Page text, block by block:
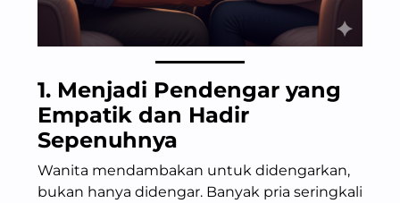
1. Menjadi Pendengar yang
Empatik dan Hadir
Sepenuhnya
Wanita mendambakan untuk didengarkan,
bukan hanya didengar. Banyak pria seringkali